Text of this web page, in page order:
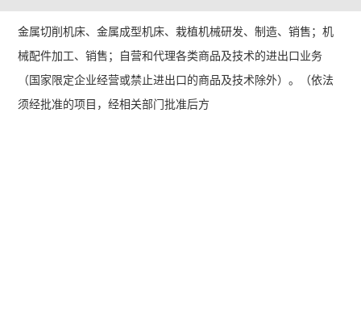
金属切削机床、金属成型机床、栽植机械研发、制造、销售；机
械配件加工、销售；自营和代理各类商品及技术的进出口业务
（国家限定企业经营或禁止进出口的商品及技术除外）。（依法
须经批准的项目，经相关部门批准后方